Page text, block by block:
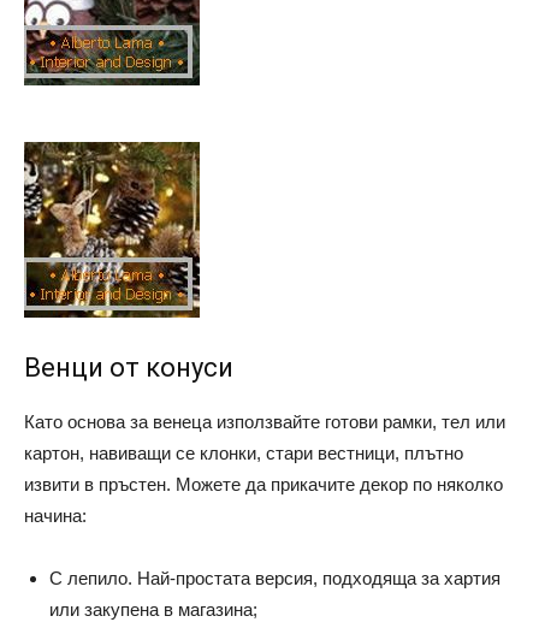
Венци от конуси
Като основа за венеца използвайте готови рамки, тел или
картон, навиващи се клонки, стари вестници, плътно
извити в пръстен. Можете да прикачите декор по няколко
начина:
С лепило. Най-простата версия, подходяща за хартия
или закупена в магазина;